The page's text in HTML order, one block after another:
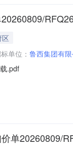
单位： 鲁西集团有
.pdf
单20260809/